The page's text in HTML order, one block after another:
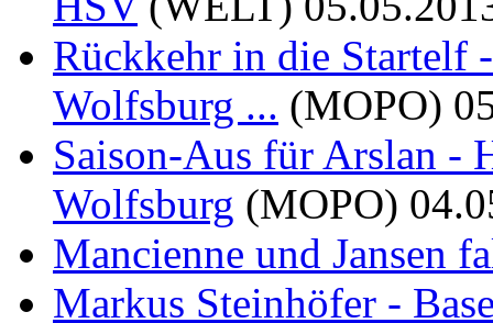
Rückkehr in die Startelf
Wolfsburg ... (MOPO)
Saison-Aus für Arslan -
Wolfsburg (MOPO)
Mancienne und Jansen
Markus Steinhöfer -